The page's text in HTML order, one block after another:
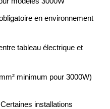
en environnement
tableau électrique et
minimum pour 3000W)
Certaines installations